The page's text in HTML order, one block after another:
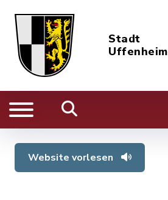
Stadt
Uffenheim
Website vorlesen